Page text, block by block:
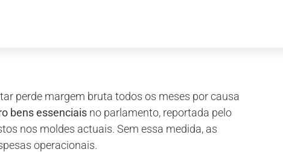
perde margem bruta todos os meses por causa
bens essenciais no parlamento, reportada pelo
nos moldes actuais. Sem essa medida, as
operacionais.